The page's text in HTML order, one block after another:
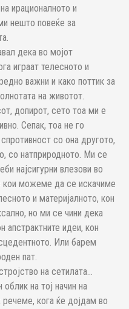
ирационалното и
нешто повеќе за
дека во мојот
играат телесното и
важни и како поттик за
на животот.
допирот, сето тоа ми е
Сепак, тоа не го
со она другото,
со натприродното. Ми се
најсигурни влезови во
кои можеме да се искачиме
и материјалното, кон
но ми се чини дека
апстрактните идеи, кон
Или барем
пат.
на сетилата…
на тој начин на
кога ќе дојдам во